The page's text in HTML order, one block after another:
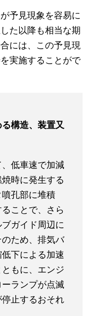
予見現象を容易に
た以降も相当な期
には、この予見現
実施することがで
構造、装置又
低車速で加減
時に発生する
孔部に堆積
ことで、さら
ガイド周辺に
ため、排気バ
下による加速
もに、エンジ
ランプが点滅
止するおそれ